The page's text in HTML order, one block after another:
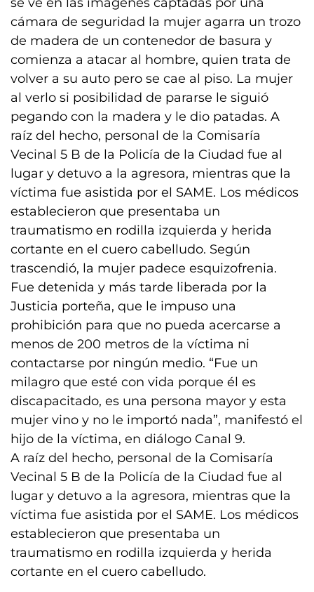
cámara de seguridad la mujer agarra un trozo
de madera de un contenedor de basura y
comienza a atacar al hombre, quien trata de
volver a su auto pero se cae al piso. La mujer
al verlo si posibilidad de pararse le siguió
pegando con la madera y le dio patadas. A
raíz del hecho, personal de la Comisaría
Vecinal 5 B de la Policía de la Ciudad fue al
lugar y detuvo a la agresora, mientras que la
víctima fue asistida por el SAME. Los médicos
establecieron que presentaba un
traumatismo en rodilla izquierda y herida
cortante en el cuero cabelludo. Según
trascendió, la mujer padece esquizofrenia.
Fue detenida y más tarde liberada por la
Justicia porteña, que le impuso una
prohibición para que no pueda acercarse a
menos de 200 metros de la víctima ni
contactarse por ningún medio. “Fue un
milagro que esté con vida porque él es
discapacitado, es una persona mayor y esta
mujer vino y no le importó nada”, manifestó el
hijo de la víctima, en diálogo Canal 9.
A raíz del hecho, personal de la Comisaría
Vecinal 5 B de la Policía de la Ciudad fue al
lugar y detuvo a la agresora, mientras que la
víctima fue asistida por el SAME. Los médicos
establecieron que presentaba un
traumatismo en rodilla izquierda y herida
cortante en el cuero cabelludo.